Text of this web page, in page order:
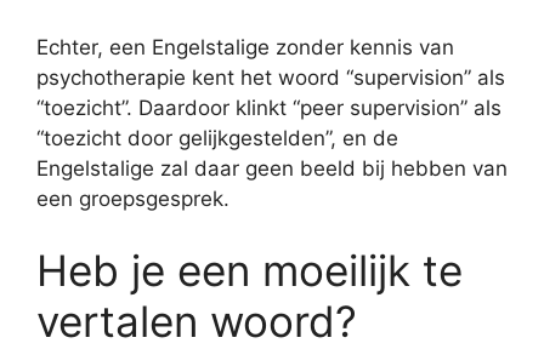
Echter, een Engelstalige zonder kennis van
psychotherapie kent het woord “supervision” als
“toezicht”. Daardoor klinkt “peer supervision” als
“toezicht door gelijkgestelden”, en de
Engelstalige zal daar geen beeld bij hebben van
een groepsgesprek.
Heb je een moeilijk te
vertalen woord?